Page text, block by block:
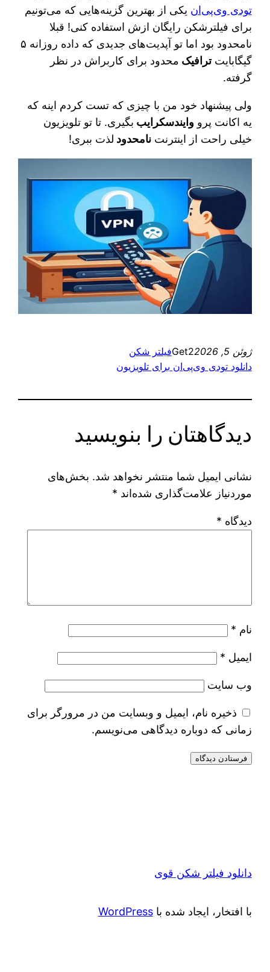
تودی وی‌پی‌ان یکی از بهترین گزینه‌هایی که می‌تونیم
برای فیلترشکن رایگان ازش استفاده کنی! قبلا
نامحدود بود اما تو آپدیت‌های جدیدی که داده روزانه ۵
گیگابایتترافیک محدود برای کاربراش در نظر
گرفته.
ولی پیشنهاد خود من با چیزی که تست کردم اینه که
یه اکانت پرو وایندسکرایب بگیری. تا تو تلویزیون
خیلی راحت از اینترنتنامحدود لذت ببری!
ژوئن 5, 2026 Get2فیلتر شکن
دانلود تودی وی‌پی‌ان برای تلویزیون
دیدگاهتان را بنویسید
نشانی ایمیل شما منتشر نخواهد شد. بخش‌های
موردنیاز علامت‌گذاری شده‌اند *
دیدگاه *
نام *
ایمیل *
وب‌ سایت
ذخیره نام، ایمیل و وبسایت من در مرورگر برای
زمانی که دوباره دیدگاهی می‌نویسم.
دانلود فیلتر شکن قوی
با افتخار، ایجاد شده باWordPress